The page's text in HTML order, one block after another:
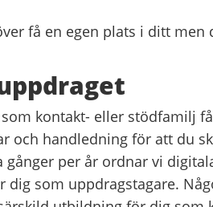
få en egen plats i ditt
kontakt- eller stödfamilj
och handledning för att du
gånger per år ordnar vi
dig som uppdragstagare.